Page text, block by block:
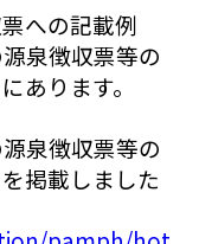
への記載例
泉徴収票等の
あります。
泉徴収票等の
掲載しました